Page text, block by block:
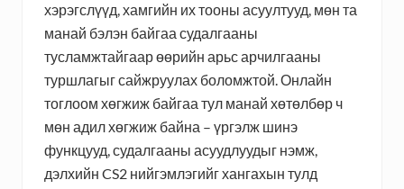
хэрэгслүүд, хамгийн их тооны асуултууд, мөн та
манай бэлэн байгаа судалгааны
тусламжтайгаар өөрийн арьс арчилгааны
туршлагыг сайжруулах боломжтой. Онлайн
тоглоом хөгжиж байгаа тул манай хөтөлбөр ч
мөн адил хөгжиж байна – үргэлж шинэ
функцууд, судалгааны асуудлуудыг нэмж,
дэлхийн CS2 нийгэмлэгийг хангахын тулд